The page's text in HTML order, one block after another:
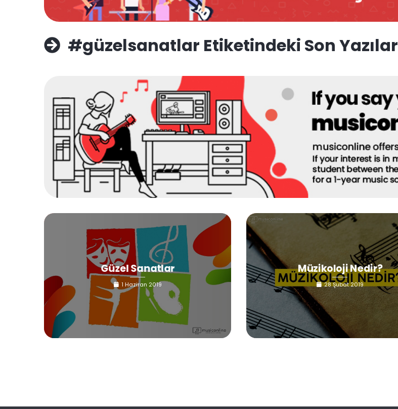
#güzelsanatlar Etiketindeki Son Yazılar
Güzel Sanatlar
1 Haziran 2019
Müzikoloji Nedir?
28 Şubat 2019